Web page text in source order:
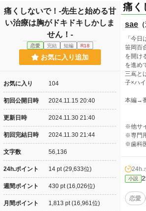
痛く
sae
「今
笹岡百
を開け
を進め
三嶌と
子×ハ
本編→
※他サ
※専門
※歯科
24h.
小説
恋愛
痛くしないで！‐先生と始める甘
い治療は胸がドキドキしかしま
せん！‐
恋愛 完結 短編 R18
お気に入り追加
お気に入り 104
初回公開日時 2024.11.15 20:40
更新日時 2024.11.30 21:40
初回完結日時 2024.11.30 21:44
文字数 56,136
24h.ポイント 14 pt (29,633位)
週間ポイント 430 pt (16,026位)
月間ポイント 1,813 pt (16,961位)